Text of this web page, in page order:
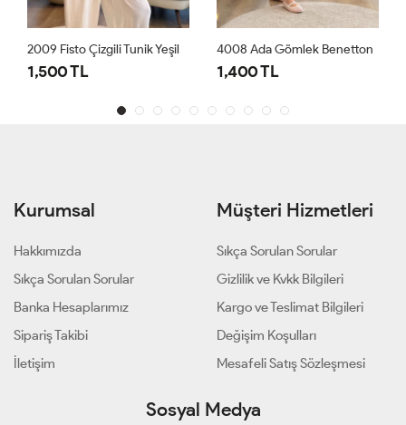
2009 Fisto Çizgili Tunik Yeşil
1,500 TL
4008 Ada Gömlek Benetton
1,400 TL
Kurumsal
Hakkımızda
Sıkça Sorulan Sorular
Banka Hesaplarımız
Sipariş Takibi
İletişim
Müşteri Hizmetleri
Sıkça Sorulan Sorular
Gizlilik ve Kvkk Bilgileri
Kargo ve Teslimat Bilgileri
Değişim Koşulları
Mesafeli Satış Sözleşmesi
Sosyal Medya